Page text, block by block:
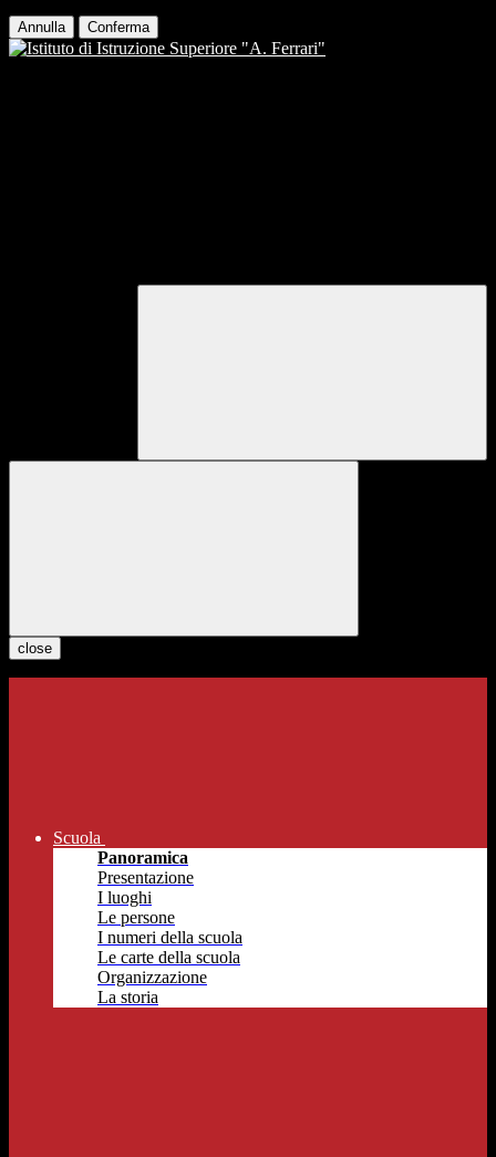
Annulla Conferma
close
Scuola
Panoramica
Presentazione
I luoghi
Le persone
I numeri della scuola
Le carte della scuola
Organizzazione
La storia